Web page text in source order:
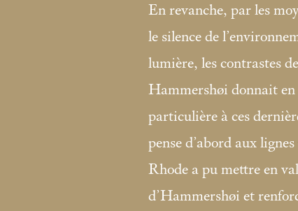
En revanche, par les
le silence de
lumière, les contrastes
Hammershøi donnait
particulière à ces
pense d’abord aux lignes
Rhode a pu mettre en
d’Hammershøi et